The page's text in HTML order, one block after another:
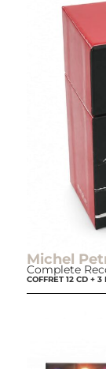
Michel
Complete
COFFRET 12 CD + 3